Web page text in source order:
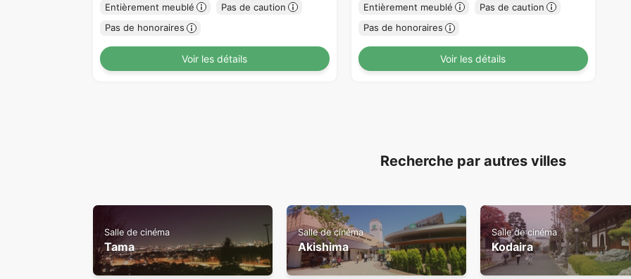
Entièrement meublé
Pas de caution
Pas de honoraires
Voir les détails
Entièrement meublé
Pas de caution
Pas de honoraires
Voir les détails
Recherche par autres villes
Salle de cinéma
Tama
Salle de cinéma
Akishima
Salle de cinéma
Kodaira